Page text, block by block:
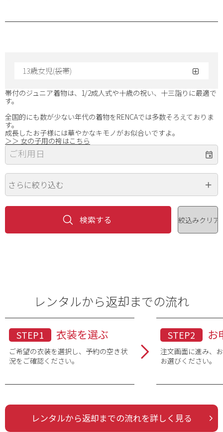
13歳女児(袋帯)
帯付のジュニア着物は、1/2成人式や十歳の祝い、十三詣りに最適で
す。
全国的にも数が少ない年代の着物をRENCAでは多数そろえておりま
す。
成長したお子様には華やかなキモノがお似合いですよ。
＞＞ 女の子用の袴はこちら
ご利用日
さらに絞り込む
色
品番・品名
レンタルから返却までの流れ
STEP1 衣装を選ぶ
ご希望の衣装を選択し、予約の空き状
況をご確認ください。
STEP2 お
注文画面に進み、
お選びください。
レンタルから返却までの流れを詳しく見る